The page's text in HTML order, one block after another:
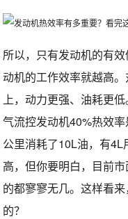
所以，只有发动机的有
动机的工作效率就越高
上，动力更强、油耗更
气流控发动机40%热效
公里消耗了10L油，有
高，但你要明白，目前
的都寥寥无几。这样看
的？